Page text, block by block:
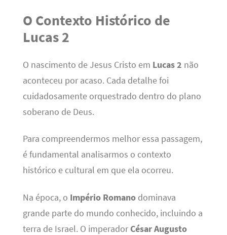
O Contexto Histórico de
Lucas 2
O nascimento de Jesus Cristo em Lucas 2 não
aconteceu por acaso. Cada detalhe foi
cuidadosamente orquestrado dentro do plano
soberano de Deus.
Para compreendermos melhor essa passagem,
é fundamental analisarmos o contexto
histórico e cultural em que ela ocorreu.
Na época, o Império Romanodominava
grande parte do mundo conhecido, incluindo a
terra de Israel. O imperador César Augusto